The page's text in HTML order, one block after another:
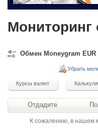
Мониторинг
Обмен Moneygram EUR
Убрать
Отдадите
К сожалению, в нашем